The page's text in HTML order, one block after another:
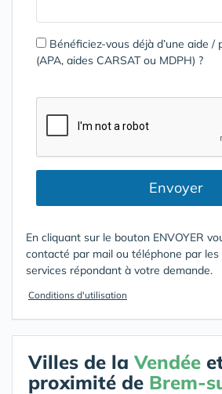
Bénéficiez-vous déjà d’une aide /
(APA, aides CARSAT ou MDPH) ?
Envoyer
En cliquant sur le bouton ENVOYER
contacté par mail ou téléphone par
services répondant à votre demande.
Conditions d'utilisation
Villes de la Vendée
proximité de Brem-